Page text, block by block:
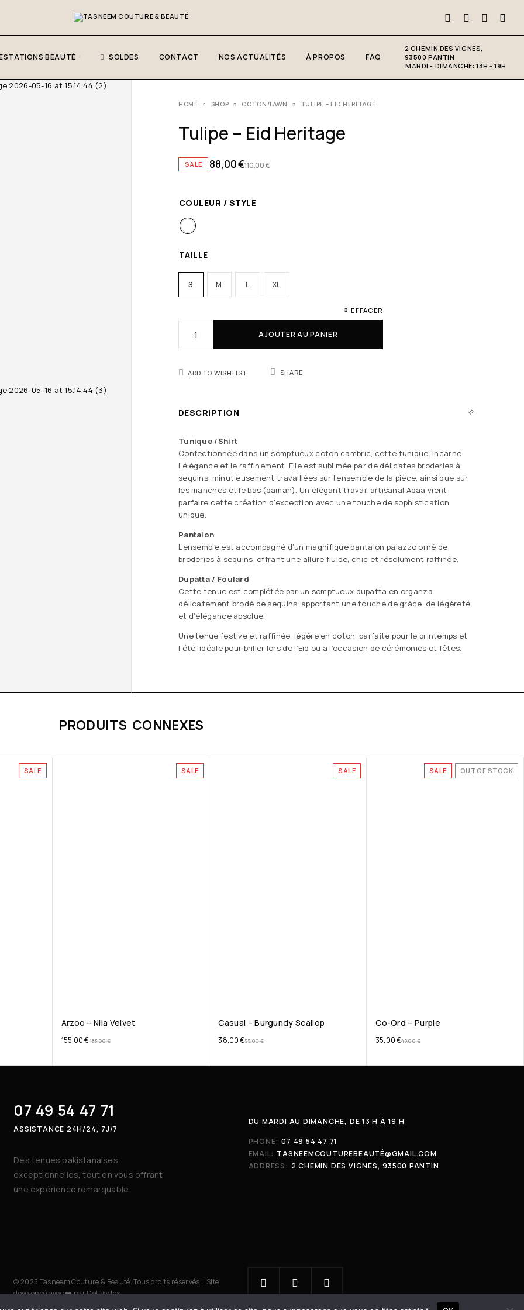
BEAUTÉ SOLDES CONTACT NOS ACTUALITÉS À PROPOS FAQ
2 CHEMIN DES VIGNES,
93500 PANTIN
MARDI - DIMANCHE: 13H - 19H
HOME SHOP COTON/LAWN TULIPE – EID HERITAGE
Tulipe – Eid Heritage
SALE 110,00€
88,00€
COULEUR / STYLE
TAILLE
S M L XL
EFFACER
AJOUTER AU PANIER
ADD TO WISHLIST SHARE
DESCRIPTION
Tunique /Shirt
Confectionnée dans un somptueux coton cambric, cette tunique incarne
l’élégance et le raffinement. Elle est sublimée par de délicates broderies à
sequins, minutieusement travaillées sur l’ensemble de la pièce, ainsi que sur
les manches et le bas (daman). Un élégant travail artisanal Adaa vient
parfaire cette création d’exception avec une touche de sophistication
unique.
Pantalon
L’ensemble est accompagné d’un magnifique pantalon palazzo orné de
broderies à sequins, offrant une allure fluide, chic et résolument raffinée.
Dupatta / Foulard
Cette tenue est complétée par un somptueux dupatta en organza
délicatement brodé de sequins, apportant une touche de grâce, de légèreté
et d’élégance absolue.
Une tenue festive et raffinée, légère en coton, parfaite pour le printemps et
l’été, idéale pour briller lors de l’Eid ou à l’occasion de cérémonies et fêtes.
PRODUITS CONNEXES
SALE SALE
Arzoo – Nila Velvet
183,00€
155,00€
SALE
Casual – Burgundy Scallop
55,00€
38,00€
SALE OUT OF STOCK
Co-Ord – Purple
45,00€
35,00€
07 49 54 47 71
ASSISTANCE 24H/24, 7J/7
Des tenues pakistanaises
exceptionnelles, tout en vous offrant
une expérience remarquable.
DU MARDI AU DIMANCHE, DE 13 H À 19 H
PHONE: 07 49 54 47 71
EMAIL: TASNEEMCOUTUREBEAUTÉ@GMAIL.COM
ADDRESS: 2 CHEMIN DES VIGNES, 93500 PANTIN
© 2025 Tasneem Couture & Beauté. Tous droits réservés. | Site
développé avec ❤️ parDot Vertex